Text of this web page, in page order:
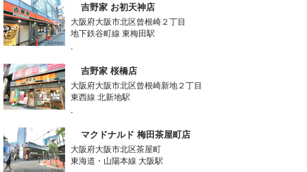
吉野家 お初天神店
大阪府大阪市北区曾根崎２丁目
地下鉄谷町線 東梅田駅
-
吉野家 桜橋店
大阪府大阪市北区曾根崎新地２丁目
東西線 北新地駅
-
マクドナルド 梅田茶屋町店
大阪府大阪市北区茶屋町
東海道・山陽本線 大阪駅